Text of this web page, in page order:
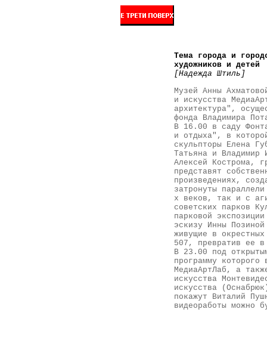
Тема города и
художников и детей
[Надежда Штиль]
Музей Анны
и искусства
архитектура",
фонда Владимира
В 16.00 в саду
и отдыха", в
скульпторы Елена
Татьяна и Владимир
Алексей Кострома,
представят
произведениях,
затронуты
х веков, так и с
советских парков
парковой
эскизу Инны
живущие в
507, превратив ее
В 23.00 под
программу которого
МедиаАртЛаб, а
искусства
искусства
покажут Виталий
видеоработы можно